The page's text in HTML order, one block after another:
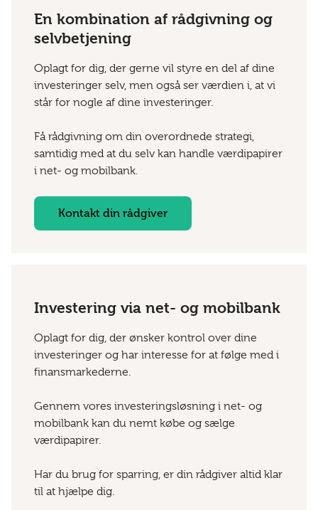
En kombination af rådgivning og
selvbetjening
Oplagt for dig, der gerne vil styre en del af dine
investeringer selv, men også ser værdien i, at vi
står for nogle af dine investeringer.
Få rådgivning om din overordnede strategi,
samtidig med at du selv kan handle værdipapirer
i net- og mobilbank.
Kontakt din rådgiver
Investering via net- og mobilbank
Oplagt for dig, der ønsker kontrol over dine
investeringer og har interesse for at følge med i
finansmarkederne.
Gennem vores investeringsløsning i net- og
mobilbank kan du nemt købe og sælge
værdipapirer.
Har du brug for sparring, er din rådgiver altid klar
til at hjælpe dig.